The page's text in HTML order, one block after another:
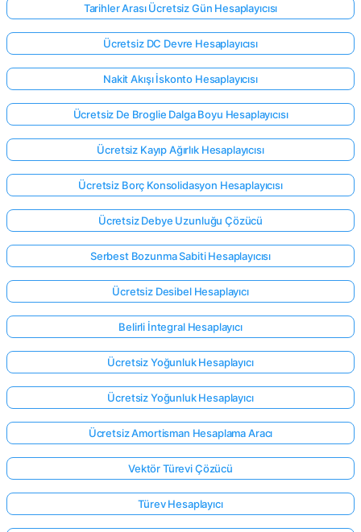
Tarihler Arası Ücretsiz Gün Hesaplayıcısı
Ücretsiz DC Devre Hesaplayıcısı
Nakit Akışı İskonto Hesaplayıcısı
Ücretsiz De Broglie Dalga Boyu Hesaplayıcısı
Ücretsiz Kayıp Ağırlık Hesaplayıcısı
Ücretsiz Borç Konsolidasyon Hesaplayıcısı
Ücretsiz Debye Uzunluğu Çözücü
Serbest Bozunma Sabiti Hesaplayıcısı
Ücretsiz Desibel Hesaplayıcı
Belirli İntegral Hesaplayıcı
Ücretsiz Yoğunluk Hesaplayıcı
Ücretsiz Yoğunluk Hesaplayıcı
Ücretsiz Amortisman Hesaplama Aracı
Vektör Türevi Çözücü
Türev Hesaplayıcı